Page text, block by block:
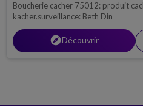
Boucherie cacher 75012: produit
kacher.surveillance: Beth Din
explorerDécouvrir